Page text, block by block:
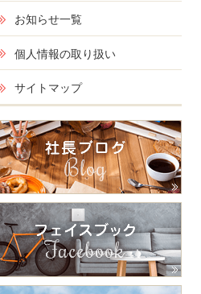
お知らせ一覧
個人情報の取り扱い
サイトマップ